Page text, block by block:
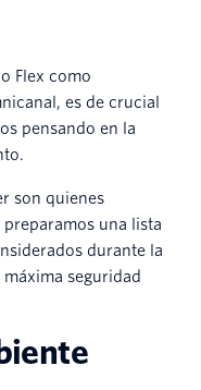
Flex como
es de crucial
pensando en la
son quienes
una lista
durante la
seguridad